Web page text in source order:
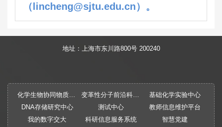
（lincheng@sjtu.edu.cn）。
地址：上海市东川路800号 200240
化学生物协同物质创制全国重点实验室 变革性分子前沿科学中心
基础化学实验中心
DNA存储研究中心
测试中心
教师信息维护平台
我的数字交大
科研信息服务系统
智慧党建